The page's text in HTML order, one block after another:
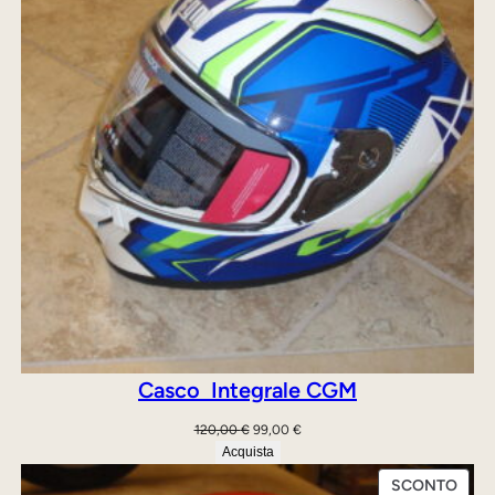
Casco Integrale CGM
120,00€ Il
prezzo
originale
era:
99,00 €Il
attuale
Acquista
SCONTO